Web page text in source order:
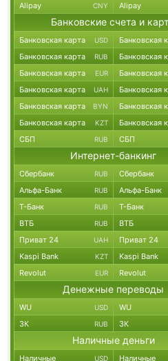
Alipay CNY Alipay
Банковские счета и
Банковская карта USD Банковская
Банковская карта RUB Банковская
Банковская карта EUR Банковская
Банковская карта UAH Банковская
Банковская карта BYN Банковская
Банковская карта KZT Банковская
СБП RUB СБП
Интернет-банкинг
Сбербанк RUB Сбербанк
Альфа-Банк RUB Альфа-Банк
Т-Банк RUB Т-Банк
ВТБ RUB ВТБ
Приват 24 UAH Приват 24
Kaspi Bank KZT Kaspi Bank
Revolut EUR Revolut
Денежные переводы
WU USD WU
ЗК RUB ЗК
Наличные деньги
Наличные USD Наличные